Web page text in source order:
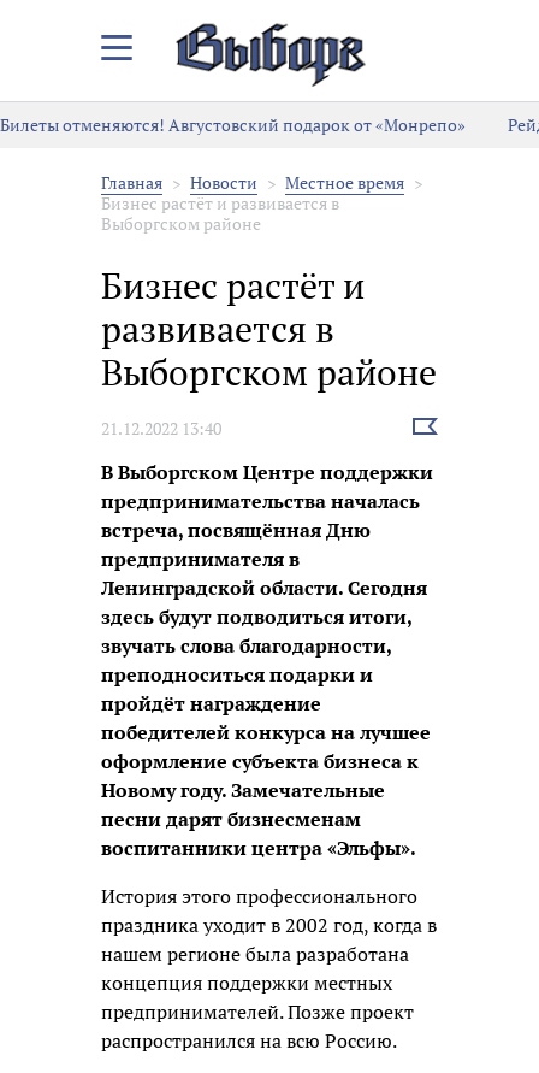
Закрыть/
меню
Билеты отменяются! Августовский подарок от «Монрепо»
Главная Новости
Местное время
Бизнес растёт и развивается в
Выборгском районе
Бизнес растёт и
развивается в
Выборгском районе
21.12.2022 13:40
Выбрать
В Выборгском Центре поддержки
предпринимательства началась
встреча, посвящённая Дню
предпринимателя в
Ленинградской области. Сегодня
здесь будут подводиться итоги,
звучать слова благодарности,
преподноситься подарки и
пройдёт награждение
победителей конкурса на лучшее
оформление субъекта бизнеса к
Новому году. Замечательные
песни дарят бизнесменам
воспитанники центра «Эльфы».
История этого профессионального
праздника уходит в 2002 год, когда в
нашем регионе была разработана
концепция поддержки местных
предпринимателей. Позже проект
распространился на всю Россию.